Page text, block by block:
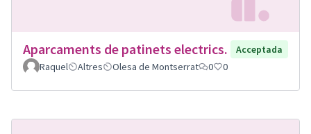
Aparcaments de patinets electrics.
Acceptada
Raquel
Altres Olesa de Montserrat 0 0